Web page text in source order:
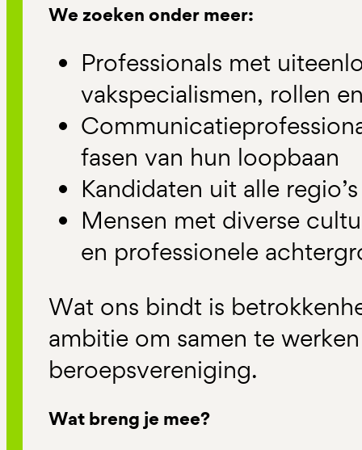
We zoeken onder meer:
Professionals met
vakspecialismen, rollen
fasen van hun loopbaan
Kandidaten uit alle regio’s
Mensen met diverse
en professionele
Wat ons bindt is
ambitie om samen te
beroepsvereniging.
Wat breng je mee?